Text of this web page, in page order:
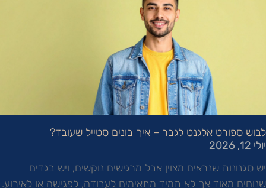
לבוש ספורט אלגנט לגבר – איך בונים סטייל שעובד?
יולי 12, 2026
יש סגנונות שנראים מצוין אבל מרגישים נוקשים, ויש בגדים
שנוחים מאוד אך לא תמיד מתאימים לעבודה, לפגישה או לאירוע.